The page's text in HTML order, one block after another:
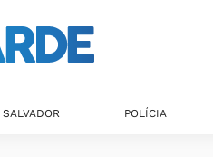
SALVADOR POLÍCIA